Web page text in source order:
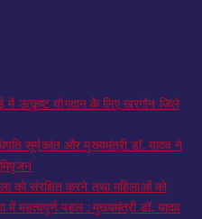
में उत्कृष्ट योगदान के लिए खरगोन जिले
सूर्यकांत और मुख्यमंत्री डॉ. यादव ने
को संरक्षित करने तथा महिलाओं को
महत्वपूर्ण पहल : मुख्यमंत्री डॉ. यादव